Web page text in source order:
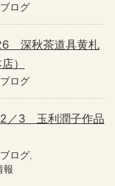
ログ
深秋茶道具黄札
）
ログ
／3 玉利潤子作品
ログ
報